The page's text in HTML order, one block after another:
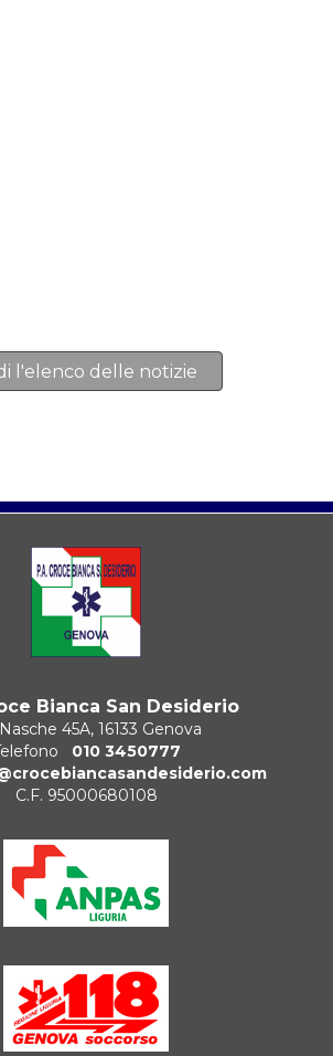
l'elenco delle notizie
Bianca San Desiderio
45A, 16133 Genova
010 3450777
C.F. 95000680108